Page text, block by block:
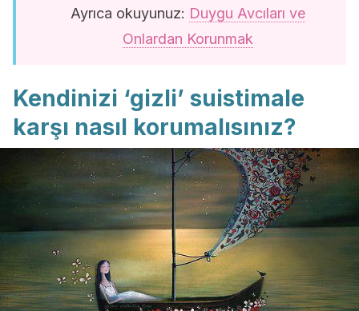
Ayrıca okuyunuz: Duygu Avcıları ve
Onlardan Korunmak
Kendinizi ‘gizli’ suistimale
karşı nasıl korumalısınız?